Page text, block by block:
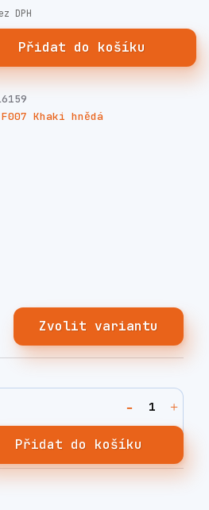
DPH
Přidat do košíku
F007 Khaki hnědá
Zvolit variantu
Přidat do košíku